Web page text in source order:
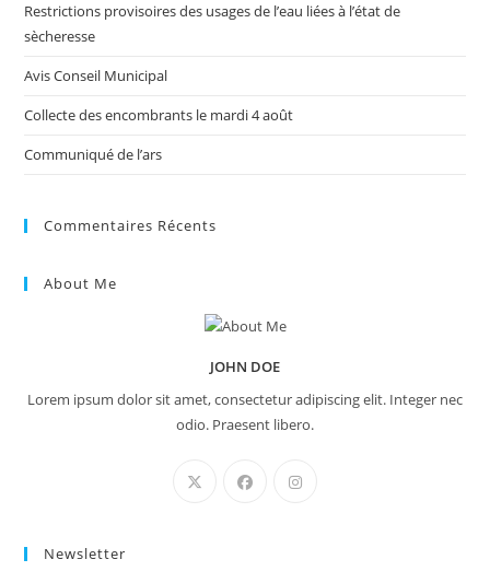
Restrictions provisoires des usages de l’eau liées à l’état de
sècheresse
Avis Conseil Municipal
Collecte des encombrants le mardi 4 août
Communiqué de l’ars
Commentaires Récents
About Me
JOHN DOE
Lorem ipsum dolor sit amet, consectetur adipiscing elit. Integer nec
odio. Praesent libero.
Newsletter